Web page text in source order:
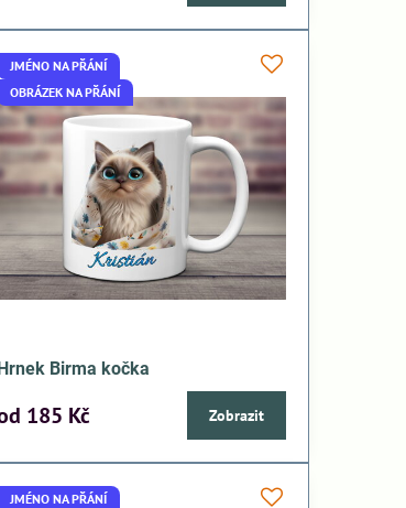
JMÉNO NA PŘÁNÍ
OBRÁZEK NA PŘÁNÍ
Birma kočka
185 Kč Zobrazit
JMÉNO NA PŘÁNÍ